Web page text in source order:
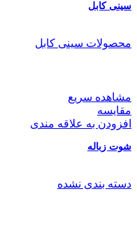
سینی کابل
محصولات سینی کابل
مشاهده سریع
مقایسه
افزودن به علاقه مندی
شوت زباله
دسته بندی نشده